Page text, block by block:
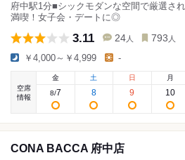
府中駅1分■シックモダンな空間で厳選さ
満喫！女子会・デートに◎
3.11 24 人 793 人
￥4,000～￥4,999 -
空席
情報
金
8/7
土
8
日
9
月
10
CONA BACCA 府中店